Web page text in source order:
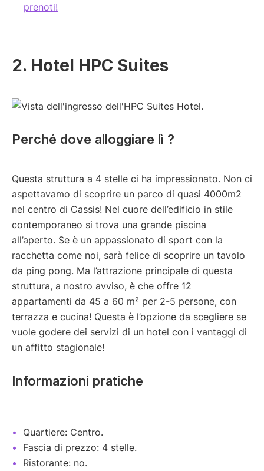
prenoti!
2. Hotel HPC Suites
Perché dove alloggiare lì ?
Questa struttura a 4 stelle ci ha impressionato. Non ci
aspettavamo di scoprire un parco di quasi 4000m2
nel centro di Cassis! Nel cuore dell’edificio in stile
contemporaneo si trova una grande piscina
all’aperto. Se è un appassionato di sport con la
racchetta come noi, sarà felice di scoprire un tavolo
da ping pong. Ma l’attrazione principale di questa
struttura, a nostro avviso, è che offre 12
appartamenti da 45 a 60 m² per 2-5 persone, con
terrazza e cucina! Questa è l’opzione da scegliere se
vuole godere dei servizi di un hotel con i vantaggi di
un affitto stagionale!
Informazioni pratiche
Quartiere: Centro.
Fascia di prezzo: 4 stelle.
Ristorante: no.